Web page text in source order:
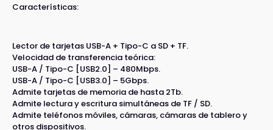
Características:
Lector de tarjetas USB-A + Tipo-C a SD + TF.
Velocidad de transferencia teórica:
USB-A / Tipo-C [USB2.0] – 480Mbps.
USB-A / Tipo-C [USB3.0] – 5Gbps.
Admite tarjetas de memoria de hasta 2Tb.
Admite lectura y escritura simultáneas de TF / SD.
Admite teléfonos móviles, cámaras, cámaras de tablero y
otros dispositivos.